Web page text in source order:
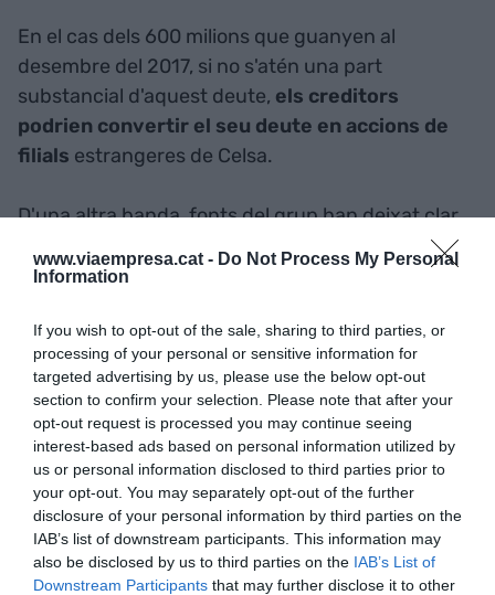
www.viaempresa.cat - Do Not Process My Personal
Information
If you wish to opt-out of the sale, sharing to third parties, or
processing of your personal or sensitive information for
targeted advertising by us, please use the below opt-out
section to confirm your selection. Please note that after your
opt-out request is processed you may continue seeing
interest-based ads based on personal information utilized by
us or personal information disclosed to third parties prior to
your opt-out. You may separately opt-out of the further
disclosure of your personal information by third parties on the
IAB’s list of downstream participants. This information may
also be disclosed by us to third parties on the IAB’s List of
Downstream Participants that may further disclose it to other
En el cas dels 600 milions que guanyen al
desembre del 2017, si no s'atén una part
substancial d'aquest deute, els creditors
podrien convertir el seu deute en accions de
filials estrangeres de Celsa.
D'una altra banda, fonts del grup han deixat clar
que la tresoreria actual permet fer front sense
problemes als venciments de compliment obligat,
milions al desembre, i han negat que Celsa hagi
incomplert algun venciment obligatori.
Han comentat que Celsa està en contacte amb
els bancs per parlar d'unaamortització
voluntària que podria cobrir, bé venent uns
terrenys, o recorrent a la seva filial escandinava
Celsa Nordic.